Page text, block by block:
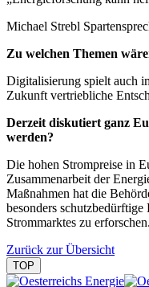
Michael Strebl
Zu welchen Themen
Digitalisierung spielt auch
Zukunft vertriebliche
Derzeit diskutiert ganz
werden?
Die hohen Strompreise in
Zusammenarbeit der
Maßnahmen hat die
besonders
Strommarktes zu erforschen.
Zurück zur Übersicht
TOP